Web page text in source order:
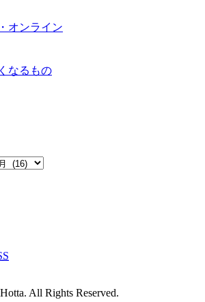
オンライン
なるもの
All Rights Reserved.